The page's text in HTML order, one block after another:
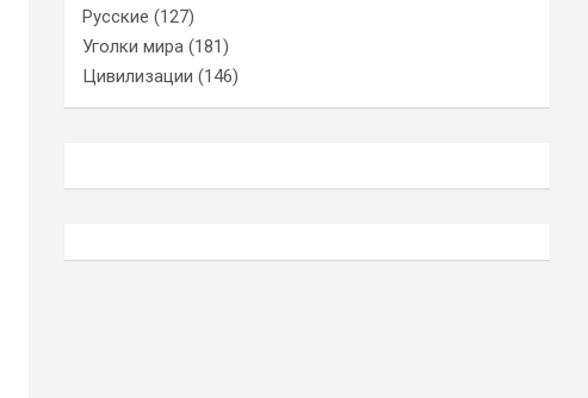
Русские (127)
Уголки мира (181)
Цивилизации (146)